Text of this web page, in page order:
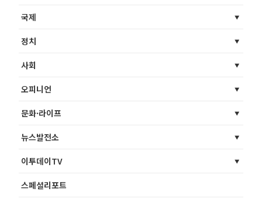
국제
정치
사회
오피니언
문화·라이프
뉴스발전소
이투데이TV
스페셜리포트